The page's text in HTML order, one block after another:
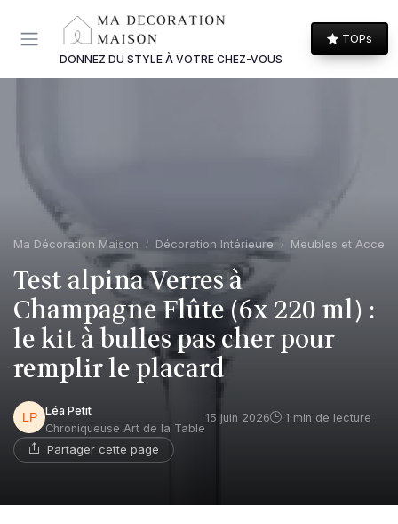
DONNEZ DU STYLE À VOTRE CHEZ-VOUS
TOPs
Ma Décoration Maison Décoration Intérieure Meubles et
Test alpina Verres à
Champagne Flûte (6x 220 ml) :
le kit à bulles pas cher pour
remplir le placard
Léa Petit
Chroniqueuse Art de la Table
15 juin 2026 1 min de lecture
Partager cette page
Panneau de gestion des cookies